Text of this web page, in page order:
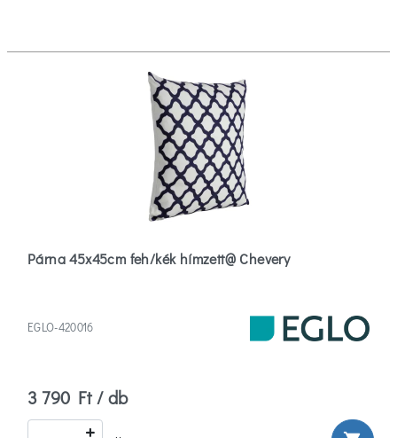
Párna 45x45cm feh/kék hímzett@ Chevery
EGLO-420016
3 790 Ft / db